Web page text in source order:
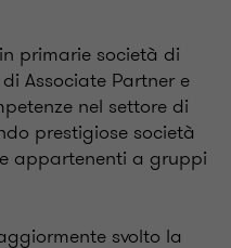
primarie società di
Associate Partner e
nel settore di
prestigiose società
appartenenti a gruppi
svolto la